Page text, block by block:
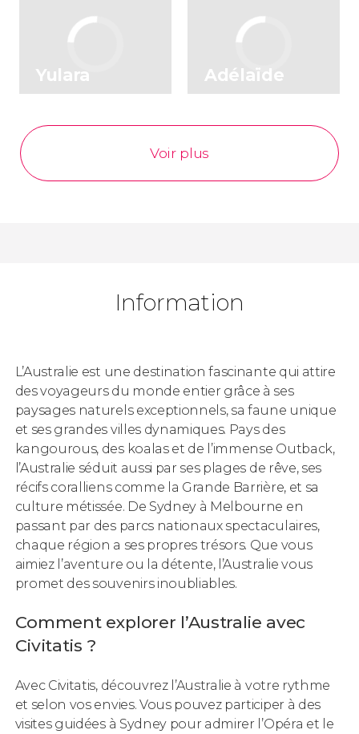
Yulara Adélaïde
Voir plus
Information
L’Australie est une destination fascinante qui attire
des voyageurs du monde entier grâce à ses
paysages naturels exceptionnels, sa faune unique
et ses grandes villes dynamiques. Pays des
kangourous, des koalas et de l’immense Outback,
l’Australie séduit aussi par ses plages de rêve, ses
récifs coralliens comme la Grande Barrière, et sa
culture métissée. De Sydney à Melbourne en
passant par des parcs nationaux spectaculaires,
chaque région a ses propres trésors. Que vous
aimiez l’aventure ou la détente, l’Australie vous
promet des souvenirs inoubliables.
Comment explorer l’Australie avec
Civitatis ?
Avec Civitatis, découvrez l’Australie à votre rythme
et selon vos envies. Vous pouvez participer à des
visites guidées à Sydney pour admirer l’Opéra et le